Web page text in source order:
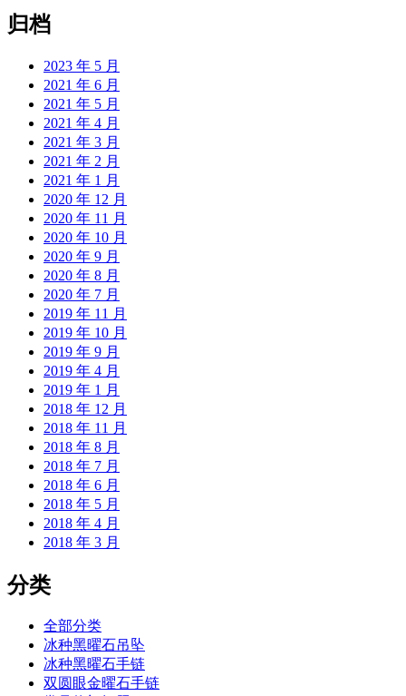
归档
2023 年 5 月
2021 年 6 月
2021 年 5 月
2021 年 4 月
2021 年 3 月
2021 年 2 月
2021 年 1 月
2020 年 12 月
2020 年 11 月
2020 年 10 月
2020 年 9 月
2020 年 8 月
2020 年 7 月
2019 年 11 月
2019 年 10 月
2019 年 9 月
2019 年 4 月
2019 年 1 月
2018 年 12 月
2018 年 11 月
2018 年 8 月
2018 年 7 月
2018 年 6 月
2018 年 5 月
2018 年 4 月
2018 年 3 月
分类
全部分类
冰种黑曜石吊坠
冰种黑曜石手链
双圆眼金曜石手链